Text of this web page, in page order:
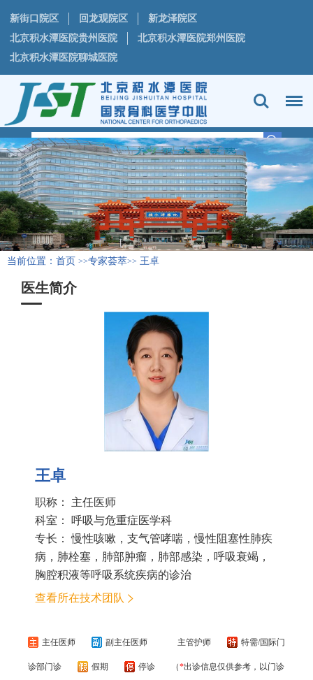
新街口院区 回龙观院区
新龙泽院区
北京积水潭医院贵州医院
北京积水潭医院郑州医院
北京积水潭医院聊城医院
当前位置： 首页 >>专家荟萃>> 王卓
医生简介
王卓
职称： 主任医师
科室： 呼吸与危重症医学科
专长： 慢性咳嗽，支气管哮喘，慢性阻塞性肺疾
病，肺栓塞，肺部肿瘤，肺部感染，呼吸衰竭，
胸腔积液等呼吸系统疾病的诊治
查看所在技术团队
主任医师 副主任医师 主管护师 特需/国际门
诊部门诊 假期 停诊 （*出诊信息仅供参考，以门诊